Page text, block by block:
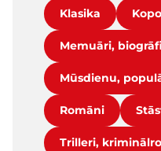
Klasika
Memuāri,
Mūsdienu,
Romāni
Trilleri,